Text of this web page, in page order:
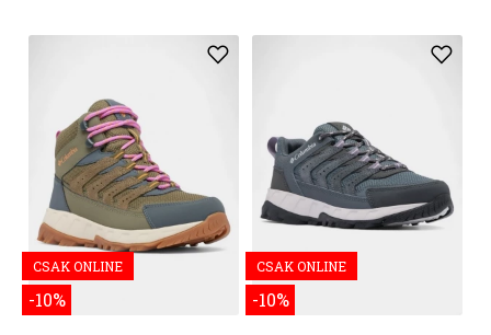
CSAK ONLINE
-10%
CSAK ONLINE
-10%